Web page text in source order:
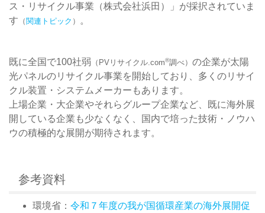
ス・リサイクル事業（株式会社浜田）」が採択されていま
す （関連トピック ） 。
既に全国で100社弱 （PVリサイクル.com®調べ） の企業が太陽
光パネルのリサイクル事業を開始しており、多くのリサイ
クル装置・システムメーカーもあります。
上場企業・大企業やそれらグループ企業など、既に海外展
開している企業も少なくなく、国内で培った技術・ノウハ
ウの積極的な展開が期待されます。
参考資料
環境省： 令和７年度の我が国循環産業の海外展開促